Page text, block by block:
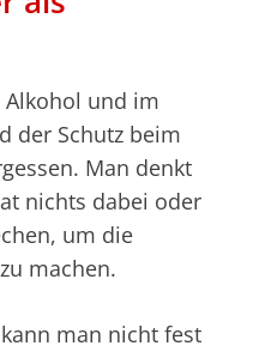
und im
der Schutz beim
Man denkt
nichts dabei oder
um die
machen.
man nicht fest